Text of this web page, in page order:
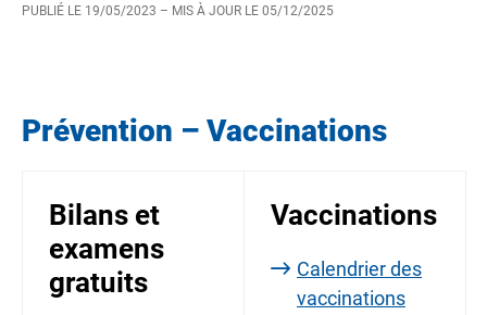
PUBLIÉ LE 19/05/2023 – MIS À JOUR LE 05/12/2025
Prévention – Vaccinations
Bilans et
examens
gratuits
Vaccinations
Calendrier des
vaccinations